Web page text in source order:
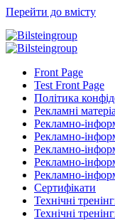
Перейти до вмісту
Front Page
Test Front Page
Політика
Рекламні
Рекламно-
Рекламно-
Рекламно-
Рекламно-
Рекламно-
Сертифікати
Технічні
Технічні